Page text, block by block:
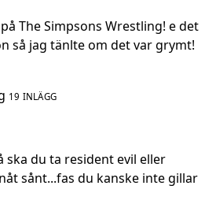
The Simpsons Wrestling! e det
så jag tänlte om det var grymt!
19 INLÄGG
ska du ta resident evil eller
sånt...fas du kanske inte gillar